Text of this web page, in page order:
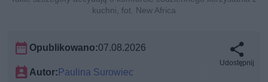
kuchni, fot. New Africa
Opublikowano:07.08.2026
Autor: Paulina Surowiec
Udostępnij